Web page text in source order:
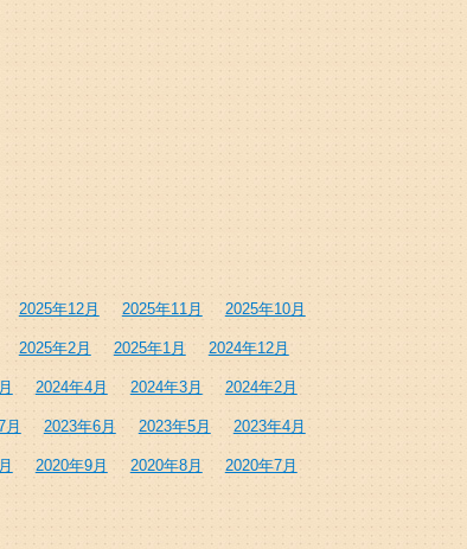
2025年12月 2025年11月 2025年10月
2025年2月 2025年1月 2024年12月
2024年4月 2024年3月 2024年2月
月 2023年6月 2023年5月 2023年4月
2020年9月 2020年8月 2020年7月